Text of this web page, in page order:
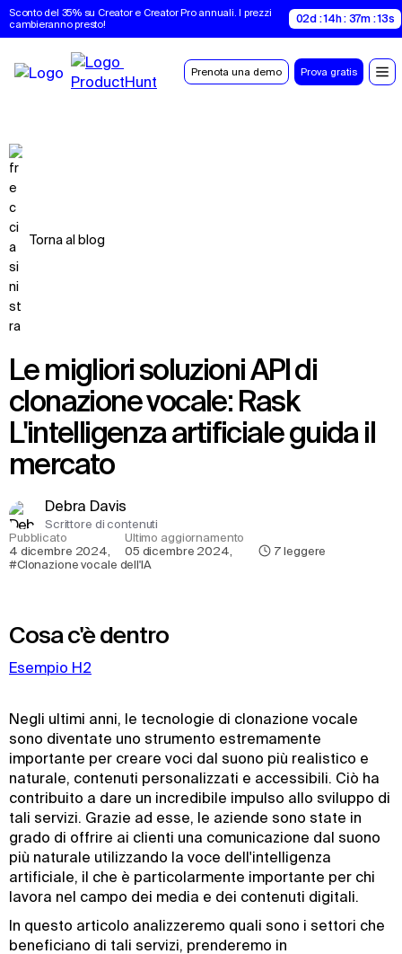
Sconto del 35% su Creator e Creator Pro annuali. I prezzi
cambieranno presto!
02d : 14h : 37m : 12s
Prenota una demo Prova gratis
Torna al blog
Le migliori soluzioni API di
clonazione vocale: Rask
L'intelligenza artificiale guida il
mercato
Debra Davis
Scrittore di contenuti
Pubblicato
4 dicembre 2024,
Ultimo aggiornamento
05 dicembre 2024, 7 leggere
#Clonazione vocale dell'IA
Cosa c'è dentro
Esempio H2
Negli ultimi anni, le tecnologie di clonazione vocale
sono diventate uno strumento estremamente
importante per creare voci dal suono più realistico e
naturale, contenuti personalizzati e accessibili. Ciò ha
contribuito a dare un incredibile impulso allo sviluppo di
tali servizi. Grazie ad esse, le aziende sono state in
grado di offrire ai clienti una comunicazione dal suono
più naturale utilizzando la voce dell'intelligenza
artificiale, il che è particolarmente importante per chi
lavora nel campo dei media e dei contenuti digitali.
In questo articolo analizzeremo quali sono i settori che
beneficiano di tali servizi, prenderemo in